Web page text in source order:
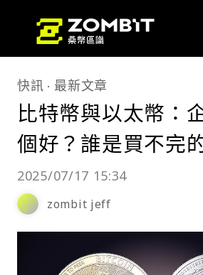
快訊 最新文章
比特幣與以太幣：
個好？誰是買不完
2025/07/17 15:34
zombit jeff